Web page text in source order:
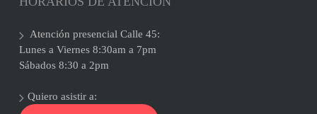
Atención presencial Calle 45:
Lunes a Viernes 8:30am a 7pm
Sábados 8:30 a 2pm
Quiero asistir a: